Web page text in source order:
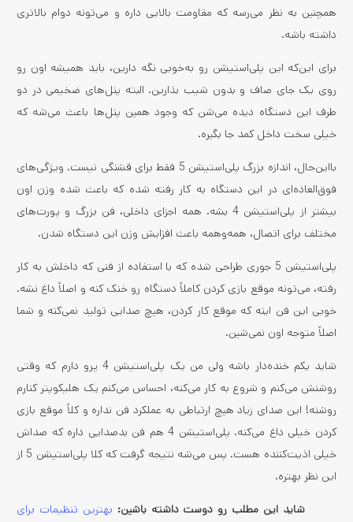
همچنین به نظر می‌رسه که مقاومت بالایی داره و می‌تونه دوام بالاتری
داشته باشه.
برای این‌که این پلی‌استیشن رو به‌خوبی نگه دارین، باید همیشه اون رو
روی یک جای صاف و بدون شیب بذارین. البته پنل‌های ضخیمی در دو
طرف این دستگاه دیده می‌شن که وجود همین پنل‌ها باعث می‌شه که
خیلی سخت داخل کمد جا بگیره.
بااین‌حال، اندازه بزرگ پلی‌استیشن 5 فقط برای قشنگی نیست. ویژگی‌های
فوق‌العاده‌ای در این دستگاه به کار رفته شده که باعث شده وزن اون
بیشتر از پلی‌استیشن 4 بشه. همه اجزای داخلی، فن بزرگ و پورت‌های
مختلف برای اتصال، همه‌وهمه باعث افزایش وزن این دستگاه شدن.
پلی‌استیشن 5 جوری طراحی شده که با استفاده از فنی که داخلش به کار
رفته، می‌تونه موقع بازی کردن کاملاً دستگاه رو خنک کنه و اصلاً داغ نشه.
خوبی این فن اینه که موقع کار کردن، هیچ صدایی تولید نمی‌کنه و شما
اصلاً متوجه اون نمی‌شین.
شاید یکم خنده‌دار باشه ولی من یک پلی‌استیشن 4 پرو دارم که وقتی
روشنش می‌کنم و شروع به کار می‌کنه، احساس می‌کنم یک هلیکوپتر کنارم
روشنه! این صدای زیاد هیچ ارتباطی به عملکرد فن نداره و کلاً موقع بازی
کردن خیلی داغ می‌کنه. پلی‌استیشن 4 هم فن بدصدایی داره که صداش
خیلی اذیت‌کننده هست. پس می‌شه نتیجه گرفت که کلا پلی‌استیشن 5 از
این نظر بهتره.
شاید این مطلب رو دوست داشته باشین: بهترین تنظیمات برای